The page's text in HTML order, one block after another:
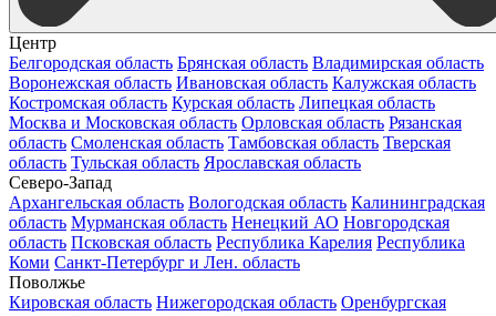
Центр
Белгородская область Брянская область Владимирская область
Воронежская область Ивановская область Калужская область
Костромская область Курская область Липецкая область
Москва и Московская область Орловская область Рязанская
область Смоленская область Тамбовская область Тверская
область Тульская область Ярославская область
Северо-Запад
Архангельская область Вологодская область Калининградская
область Мурманская область Ненецкий АО Новгородская
область Псковская область Республика Карелия Республика
Коми Санкт-Петербург и Лен. область
Поволжье
Кировская область Нижегородская область Оренбургская